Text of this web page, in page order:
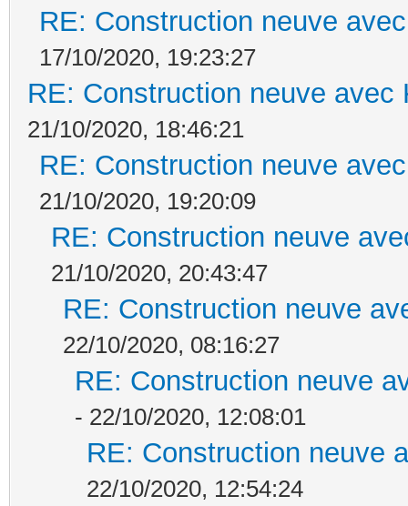
RE: Construction neuve
17/10/2020, 19:23:27
RE: Construction neuve avec
21/10/2020, 18:46:21
RE: Construction neuve
21/10/2020, 19:20:09
RE: Construction neuve
21/10/2020, 20:43:47
RE: Construction neuve
22/10/2020, 08:16:27
RE: Construction neuve
- 22/10/2020, 12:08:01
RE: Construction neuve
22/10/2020, 12:54:24